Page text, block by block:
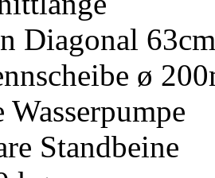
Diagonal
ø
Standbeine